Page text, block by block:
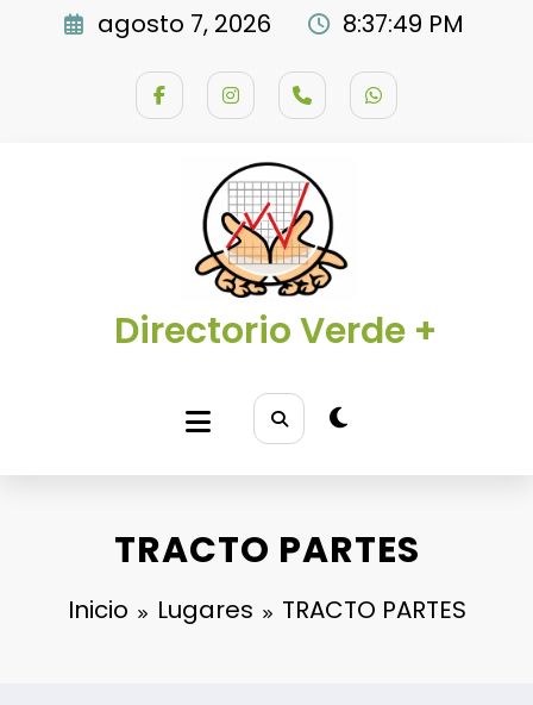
agosto 7, 2026 8:37:49 PM
Directorio Verde +
TRACTO PARTES
Inicio Lugares TRACTO PARTES